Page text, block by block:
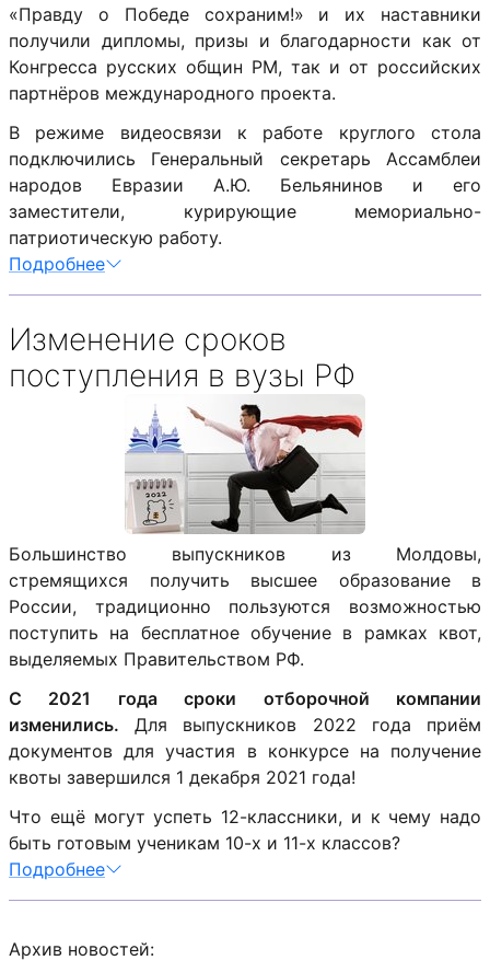
«Правду о Победе сохраним!» и их наставники
получили дипломы, призы и благодарности как от
Конгресса русских общин РМ, так и от российских
партнёров международного проекта.
В режиме видеосвязи к работе круглого стола
подключились Генеральный секретарь Ассамблеи
народов Евразии А.Ю. Бельянинов и его
заместители, курирующие мемориально-
патриотическую работу.
Подробнее
Изменение сроков
поступления в вузы РФ
Большинство выпускников из Молдовы,
стремящихся получить высшее образование в
России, традиционно пользуются возможностью
поступить на бесплатное обучение в рамках квот,
выделяемых Правительством РФ.
С 2021 года сроки отборочной компании
изменились. Для выпускников 2022 года приём
документов для участия в конкурсе на получение
квоты завершился 1 декабря 2021 года!
Что ещё могут успеть 12-классники, и к чему надо
быть готовым ученикам 10-х и 11-х классов?
Подробнее
Архив новостей: